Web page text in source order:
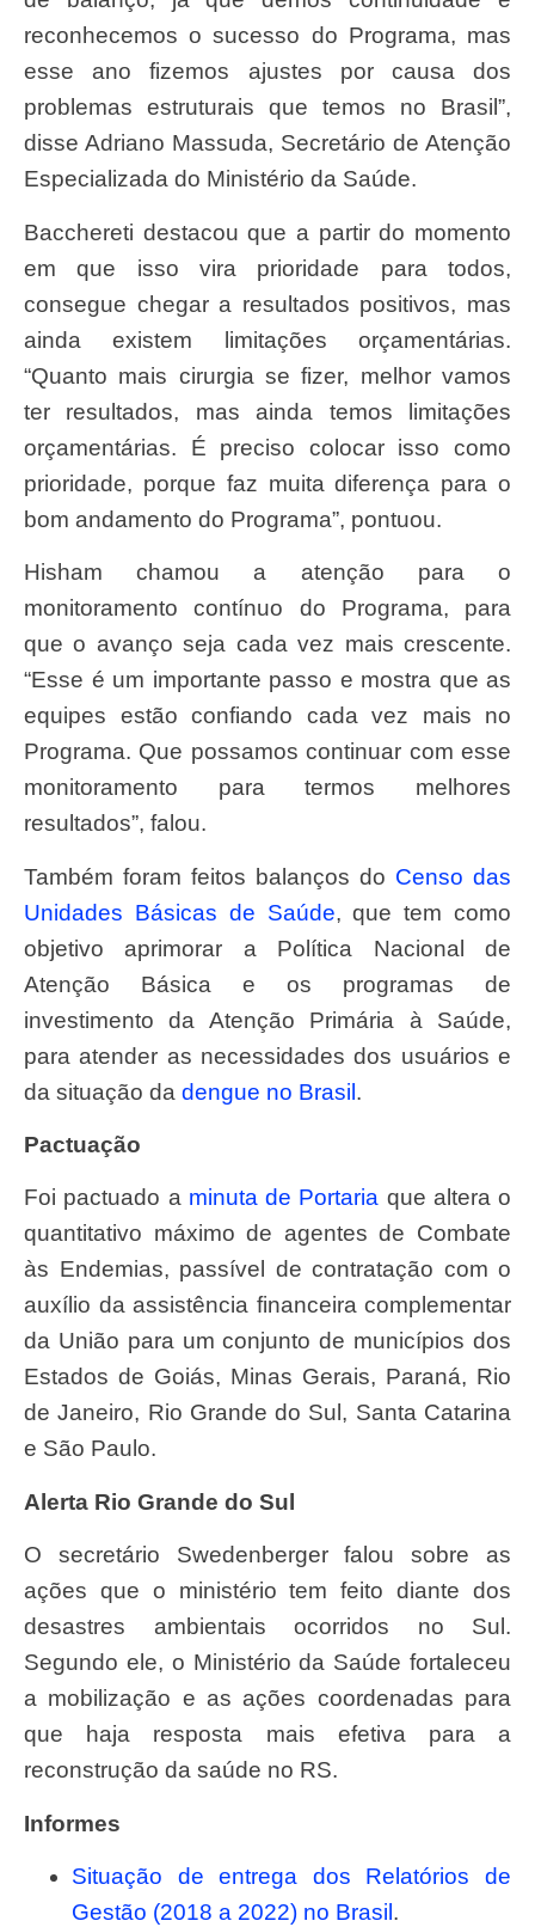
reconhecemos o sucesso do Programa, mas
esse ano fizemos ajustes por causa dos
problemas estruturais que temos no Brasil”,
disse Adriano Massuda, Secretário de Atenção
Especializada do Ministério da Saúde.
Bacchereti destacou que a partir do momento
em que isso vira prioridade para todos,
consegue chegar a resultados positivos, mas
ainda existem limitações orçamentárias.
“Quanto mais cirurgia se fizer, melhor vamos
ter resultados, mas ainda temos limitações
orçamentárias. É preciso colocar isso como
prioridade, porque faz muita diferença para o
bom andamento do Programa”, pontuou.
Hisham chamou a atenção para o
monitoramento contínuo do Programa, para
que o avanço seja cada vez mais crescente.
“Esse é um importante passo e mostra que as
equipes estão confiando cada vez mais no
Programa. Que possamos continuar com esse
monitoramento para termos melhores
resultados”, falou.
Também foram feitos balanços do Censo das
Unidades Básicas de Saúde, que tem como
objetivo aprimorar a
Política Nacional de
Atenção Básica e
os programas de
investimento da
Atenção Primária à Saúde,
para atender as necessidades dos usuários e
da situação da dengue no Brasil.
Pactuação
Foi pactuado a minuta de Portaria que altera o
quantitativo máximo de agentes de Combate
às Endemias, passível de contratação com o
auxílio da assistência financeira complementar
da União para um conjunto de municípios dos
Estados de Goiás, Minas Gerais, Paraná, Rio
de Janeiro, Rio Grande do Sul, Santa Catarina
e São Paulo.
Alerta Rio Grande do Sul
O secretário Swedenberger falou sobre as
ações que o ministério tem feito diante dos
desastres ambientais ocorridos no Sul.
Segundo ele, o Ministério da Saúde fortaleceu
a mobilização e as ações coordenadas para
que haja resposta mais efetiva para a
reconstrução da saúde no RS.
Informes
Situação de entrega dos Relatórios de
Gestão (2018 a 2022) no Brasil .